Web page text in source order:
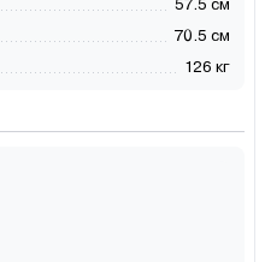
57.5 см
70.5 см
126 кг